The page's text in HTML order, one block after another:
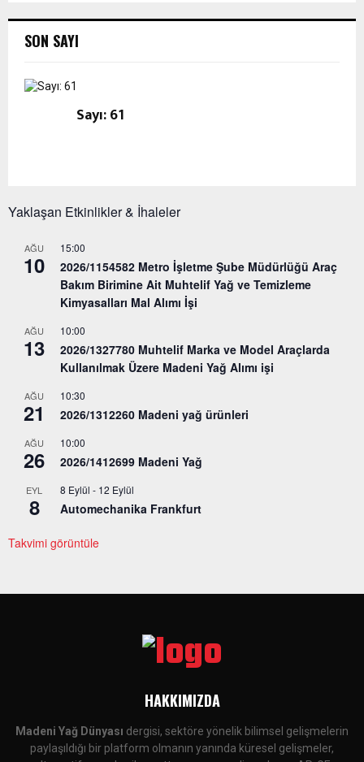
SON SAYI
Sayı: 61
Yaklaşan Etkinlikler & İhaleler
AĞU
10
15:00
2026/1154582 Metro İşletme Şube Müdürlüğü Araç
Bakım Birimine Ait Muhtelif Yağ ve Temizleme
Kimyasalları Mal Alımı İşi
AĞU
13
10:00
2026/1327780 Muhtelif Marka ve Model Araçlarda
Kullanılmak Üzere Madeni Yağ Alımı işi
AĞU
21
10:30
2026/1312260 Madeni yağ ürünleri
AĞU
26
10:00
2026/1412699 Madeni Yağ
EYL
8
8 Eylül - 12 Eylül
Automechanika Frankfurt
Takvimi görüntüle
HAKKIMIZDA
Madeni Yağ Dünyası dergisi, sektöre yönelik bilimsel gelişmelerin
paylaşıldığı bir platform olmanın yanında küresel gelişmeler,